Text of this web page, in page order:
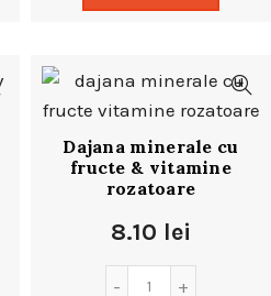
Dajana minerale cu
fructe & vitamine
rozatoare
8.10 lei